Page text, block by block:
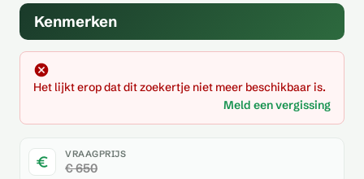
Kenmerken
Het lijkt erop dat dit zoekertje niet meer beschikbaar is.
Meld een vergissing
VRAAGPRIJS
€ 650